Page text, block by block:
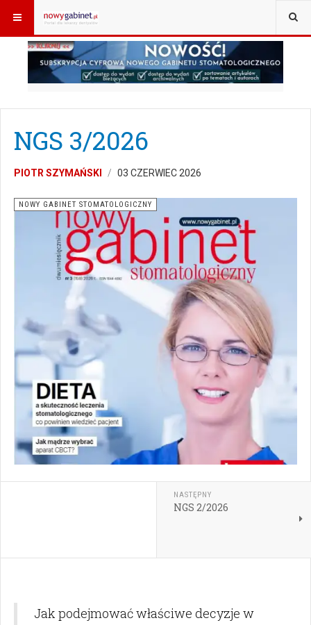
JESTEŚ TUTAJ: START NGS 3/2026
NGS 3/2026
PIOTR SZYMAŃSKI 03 CZERWIEC 2026
NOWY GABINET STOMATOLOGICZNY
NASTĘPNY
NGS 2/2026
Jak podejmować właściwe decyzje w